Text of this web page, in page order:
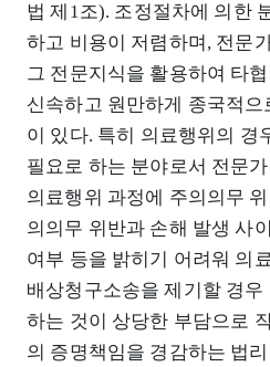
법 제1조). 조정절차에 의한
하고 비용이 저렴하며, 전문
그 전문지식을 활용하여 타
신속하고 원만하게 종국적으
이 있다. 특히 의료행위의 경
필요로 하는 분야로서 전문
의료행위 과정에 주의의무
의의무 위반과 손해 발생 사
여부 등을 밝히기 어려워 의
배상청구소송을 제기할 경우
하는 것이 상당한 부담으로
의 증명책임을 경감하는 법